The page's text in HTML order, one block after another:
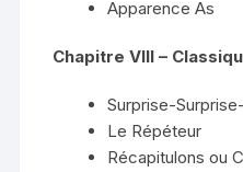
Apparence As
Chapitre VIII –
Surprise-
Le Répéteur
Récapitulons ou